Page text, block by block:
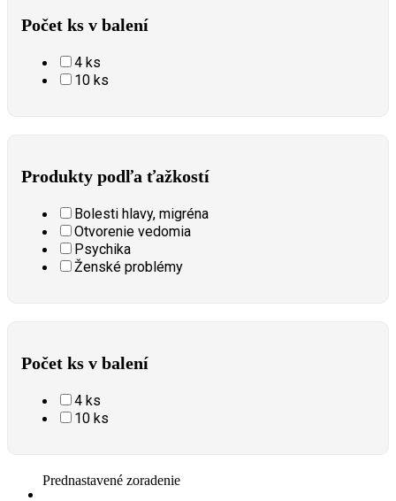
Počet ks v balení
4 ks
10 ks
Produkty podľa ťažkostí
Bolesti hlavy, migréna
Otvorenie vedomia
Psychika
Ženské problémy
Počet ks v balení
4 ks
10 ks
Prednastavené zoradenie